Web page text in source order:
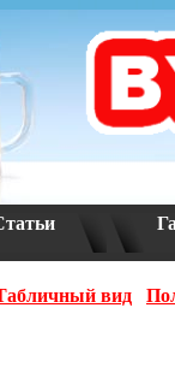
вид